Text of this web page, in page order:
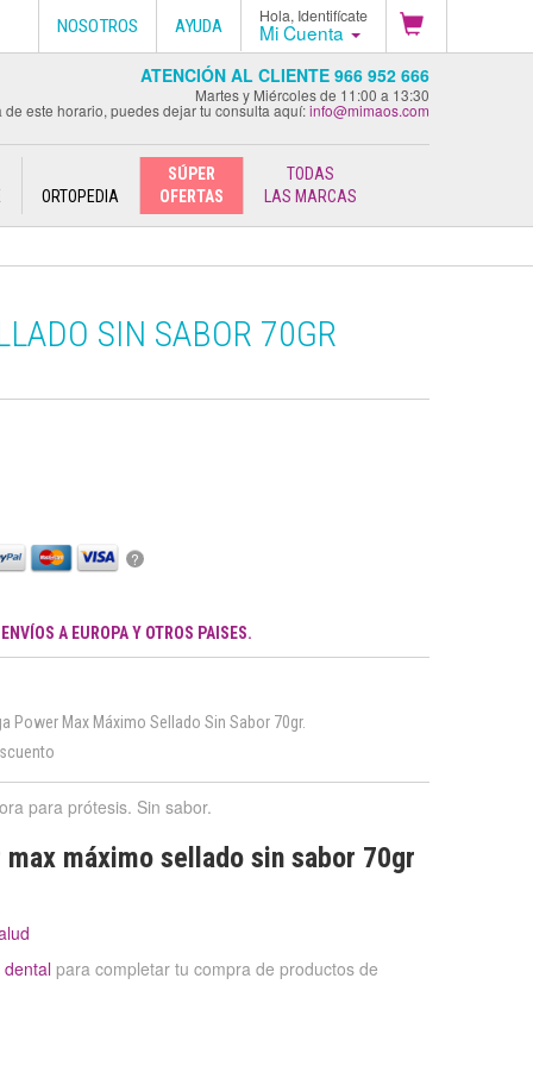
Hola, Identifícate
Mi Cuenta
AYUDA
NOSOTROS
ATENCIÓN AL CLIENTE 966 952 666
Martes y Miércoles de 11:00 a 13:30
de este horario, puedes dejar tu consulta aquí:info@mimaos.com
ORTOPEDIA
SÚPER
OFERTAS
TODAS
LAS MARCAS
SIN SABOR 70GR
?
ENVÍOS A EUROPA Y OTROS PAISES.
Power Max Máximo Sellado Sin Sabor 70gr.
para prótesis. Sin sabor.
máximo sellado sin sabor 70gr
dentalpara completar tu compra de productos de